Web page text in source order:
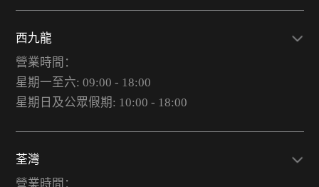
西九龍
營業時間：
星期一至六: 09:00 - 18:00
星期日及公眾假期: 10:00 - 18:00
荃灣
營業時間：